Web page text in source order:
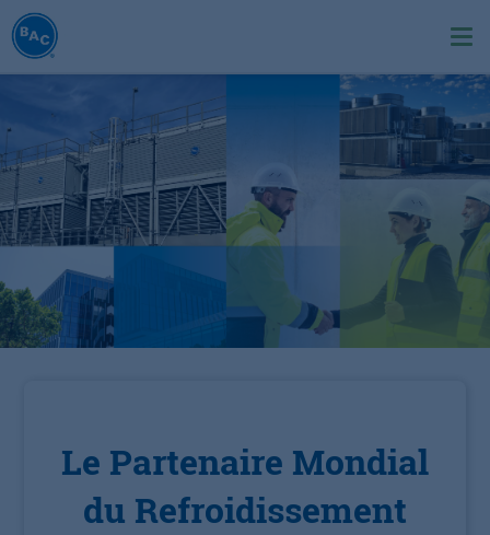
Aller
au
contenu
Le Partenaire Mondial
du Refroidissement